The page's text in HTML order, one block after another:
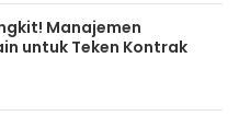
Manajemen
untuk Teken Kontrak